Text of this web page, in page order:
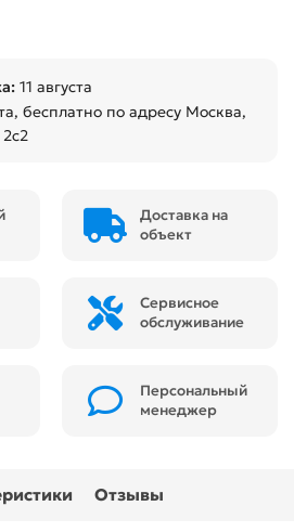
11 августа
, бесплатно по адресу Москва,
Доставка на
объект
Сервисное
обслуживание
Персональный
менеджер
Отзывы